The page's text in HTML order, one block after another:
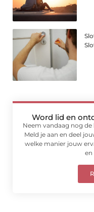
Word lid en
Neem vandaag nog
Meld je aan en deel
welke manier jouw
en